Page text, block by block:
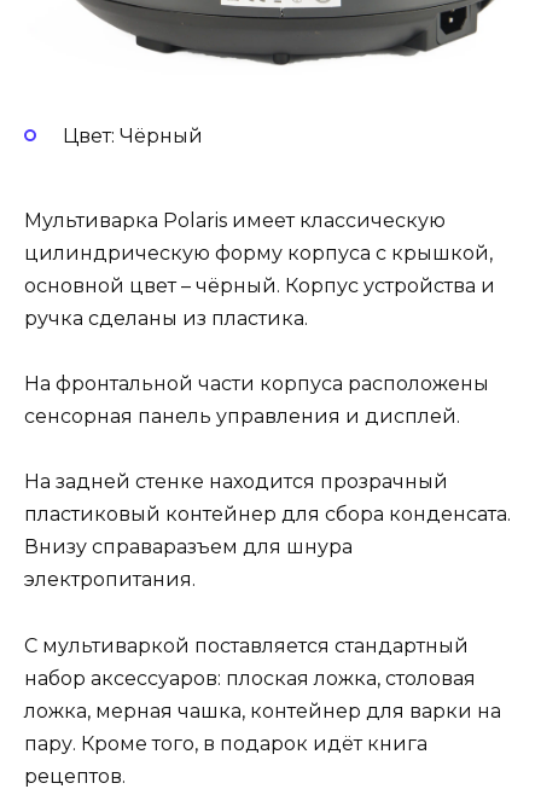
Цвет: Чёрный
Мультиварка Polaris имеет классическую
цилиндрическую форму корпуса с крышкой,
основной цвет – чёрный. Корпус устройства и
ручка сделаны из пластика.
На фронтальной части корпуса расположены
сенсорная панель управления и дисплей.
На задней стенке находится прозрачный
пластиковый контейнер для сбора конденсата.
Внизу справаразъем для шнура
электропитания.
С мультиваркой поставляется стандартный
набор аксессуаров: плоская ложка, столовая
ложка, мерная чашка, контейнер для варки на
пару. Кроме того, в подарок идёт книга
рецептов.